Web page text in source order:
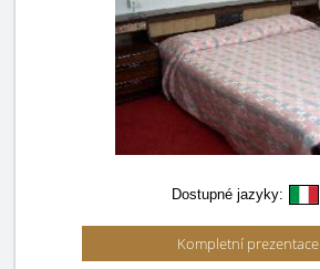
Dostupné jazyky:
Kompletní prezentace